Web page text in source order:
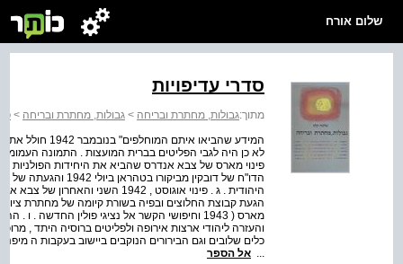
שלום אורח
סדרי עדיפויות
מתוך:גבולות, מחתרת ובריחה > גבולות, מחתרת ובריחה >
המידע שהביאו
לא כן היה לגבי הפליטים בברית המועצות . התמונה
היהודית . ג . פינוי אוגוסט , 1942
הגעת קבוצת החלוצים ובפיה בשורת קיומה של מחתרת
מארס ( 1943 וחיפושי הקשר אל נציגי פולין
והעזרה ליהודי ארצות אירופה ולפליטים ברוסיה היתד ,
כלים שלובים וגם הבירורים הנוקבים ביישוב בעקבות ה
אל הספר